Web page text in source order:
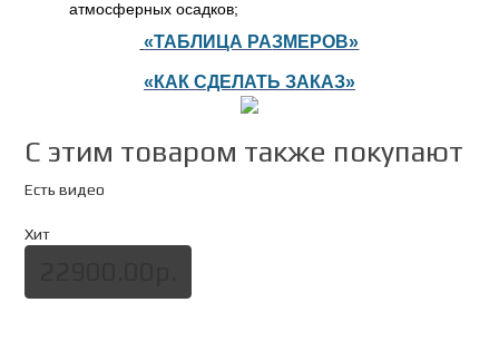
атмосферных осадков;
«ТАБЛИЦА РАЗМЕРОВ»
« КАК СДЕЛАТЬ ЗАКАЗ»
C этим товаром также покупают
Есть видео
Хит